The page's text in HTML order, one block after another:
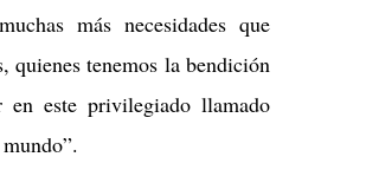
más necesidades que
quienes tenemos la bendición
este privilegiado llamado